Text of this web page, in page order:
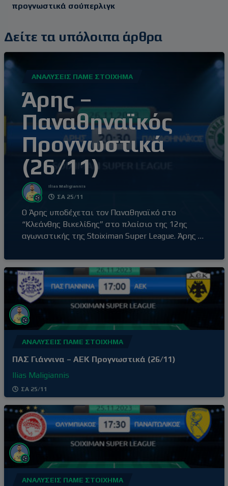
προγνωστικά σούπερλιγκ
Δείτε τα υπόλοιπα άρθρα
ΑΝΑΛΎΣΕΙΣ ΠΆΜΕ ΣΤΟΊΧΗΜΑ
Άρης –
Παναθηναϊκός
Προγνωστικά
(26/11)
Ilias Maligiannis
ΣΑ 25/11
Ο Άρης υποδέχεται τον Παναθηναϊκό στο
“Κλεάνθης Βικελίδης” στο πλαίσιο της 12ης
αγωνιστικής της Stoiximan Super League. Άρης –
με τη νίκη επί του Βόλου εκτός έδρας, με σκορ
0-2, αφήνοντας πίσω του την απρόσμενη ήττα
στο γήπεδό του από τον Ατρόμητο (1-3) δύο
αγωνιστικές πριν. Τρίτη νίκη στα
ΑΝΑΛΎΣΕΙΣ ΠΆΜΕ ΣΤΟΊΧΗΜΑ
ΠΑΣ Γιάννινα – ΑΕΚ Προγνωστικά (26/11)
Ilias Maligiannis
ΣΑ 25/11
ΑΝΑΛΎΣΕΙΣ ΠΆΜΕ ΣΤΟΊΧΗΜΑ